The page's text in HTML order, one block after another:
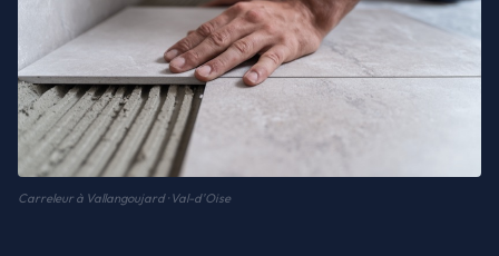
Carreleur à Vallangoujard · Val-d'Oise